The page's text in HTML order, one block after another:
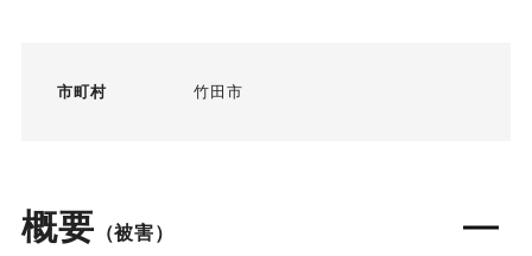
市町村 竹田市
概要 （被害）